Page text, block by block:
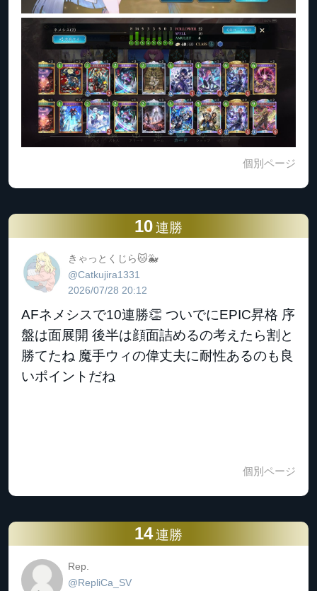
個別ページ
10 連勝
きゃっとくじら🐱🐳
@Catkujira1331
2026/07/28 20:12
AFネメシスで10連勝👏 ついでにEPIC昇格 序
盤は面展開 後半は顔面詰めるの考えたら割と
勝てたね 魔手ウィの偉丈夫に耐性あるのも良
いポイントだね
個別ページ
14 連勝
Rep.
@RepliCa_SV